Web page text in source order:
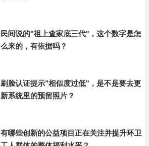
民间说的"祖上查家底三代"，这个数字是怎
么来的，有依据吗？
刷脸认证提示"相似度过低"，是不是要去更
新系统里的预留照片？
有哪些创新的公益项目正在关注并提升环卫